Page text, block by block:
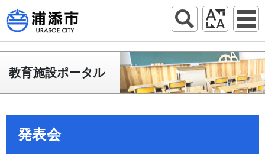
教育施設ポータル
発表会